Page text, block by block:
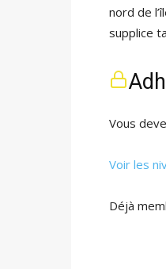
nord de
supplice
Vous
Voir les
Déjà